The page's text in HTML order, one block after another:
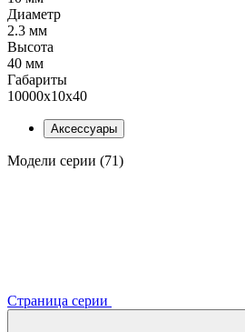
Диаметр
2.3 мм
Высота
40 мм
Габариты
10000x10x40
Аксессуары
Модели серии (71)
Страница серии